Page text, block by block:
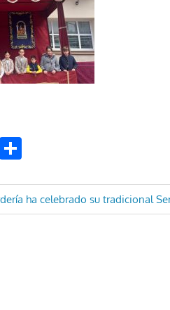
Email
ha celebrado su tradicional